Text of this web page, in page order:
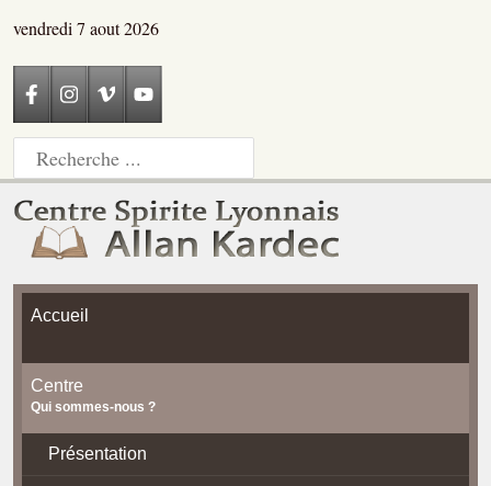
vendredi 7 aout 2026
Accueil
Centre
Qui sommes-nous ?
Présentation